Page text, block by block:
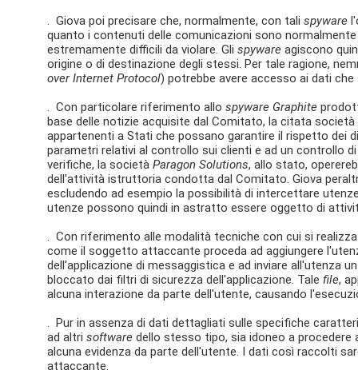
. Giova poi precisare che, normalmente, con talispyware
quanto i contenuti delle comunicazioni sono
estremamente difficili da violare. Glispyware agiscono
origine o di destinazione degli stessi. Per tale ragione,
over Internet Protocol) potrebbe avere accesso ai dati
. Con particolare riferimento allospyware Graphite
base delle notizie acquisite dal Comitato, la citata
appartenenti a Stati che possano garantire il rispetto dei
parametri relativi al controllo sui clienti e ad un controllo
verifiche, la societàParagon Solutions, allo stato,
dell'attività istruttoria condotta dal Comitato. Giova
escludendo ad esempio la possibilità di intercettare
utenze possono quindi in astratto essere oggetto di
. Con riferimento alle modalità tecniche con cui si
come il soggetto attaccante proceda ad aggiungere
dell'applicazione di messaggistica e ad inviare all'utenza
bloccato dai filtri di sicurezza dell'applicazione. Talefile,
alcuna interazione da parte dell'utente, causando
. Pur in assenza di dati dettagliati sulle specifiche
ad altrisoftware dello stesso tipo, sia idoneo a
alcuna evidenza da parte dell'utente. I dati così raccolti
attaccante.